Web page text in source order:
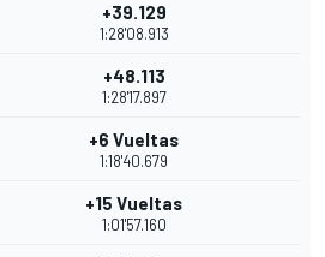
+39.129
1:28'08.913
+48.113
1:28'17.897
+6 Vueltas
1:18'40.679
+15 Vueltas
1:01'57.160